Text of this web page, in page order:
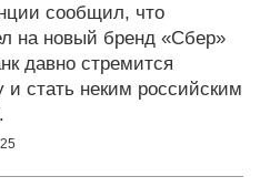
сообщил, что
на новый бренд «Сбер»
давно стремится
и стать неким российским
25